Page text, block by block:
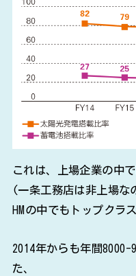
これは、上場企業の中
(一条工務店は非上場な
HMの中でもトップクラ
2014年からも年間8000-
た、